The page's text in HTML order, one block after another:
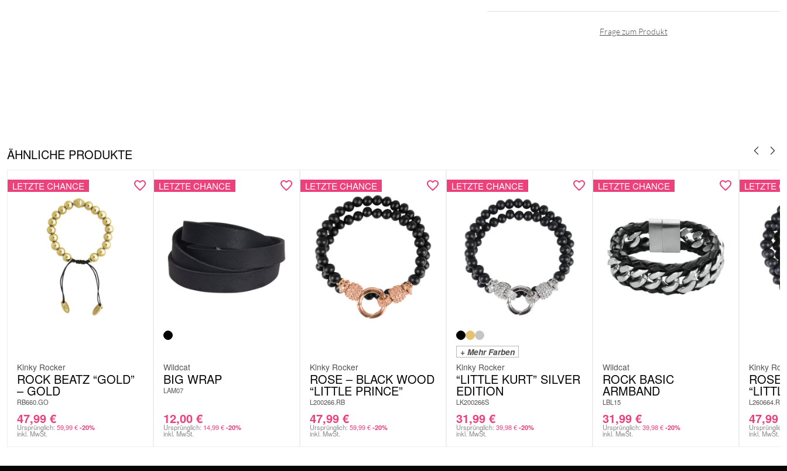
Frage zum Produkt
ÄHNLICHE PRODUKTE
LETZTE CHANCE
Kinky Rocker
ROCK BEATZ “GOLD”
– GOLD
RB660.GO
47,99 €
Ursprünglich: 59,99€ -20%
inkl. MwSt.
LETZTE CHANCE
Wildcat
BIG WRAP
LAM07
12,00 €
Ursprünglich: 14,99€ -20%
inkl. MwSt.
LETZTE CHANCE
Kinky Rocker
ROSE – BLACK WOOD
“LITTLE PRINCE”
L200266.RB
47,99 €
Ursprünglich: 59,99€ -20%
inkl. MwSt.
LETZTE CHANCE
+ Mehr Farben
Kinky Rocker
“LITTLE KURT” SILVER
EDITION
LK200266S
31,99 €
Ursprünglich: 39,98€ -20%
inkl. MwSt.
LETZTE CHANCE
Wildcat
ROCK BASIC
ARMBAND
LBL15
31,99 €
Ursprünglich: 39,98€ -20%
inkl. MwSt.
LETZTE
Kinky
ROSE
L260664.RB
47,99
inkl. MwSt.